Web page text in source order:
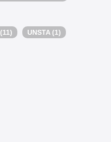
(11) UNSTA (1)